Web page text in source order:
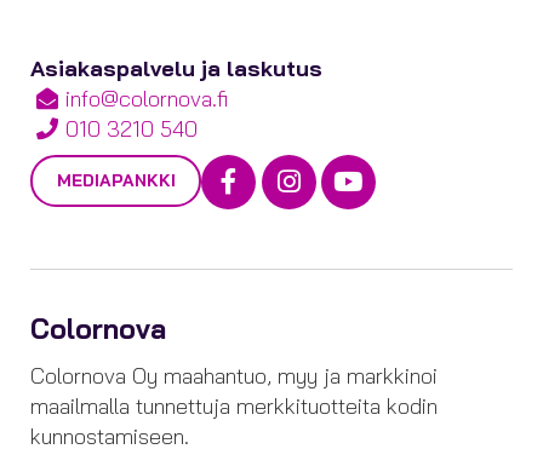
Asiakaspalvelu ja laskutus
info@colornova.fi
010 3210 540
MEDIAPANKKI Facebook
Instagram
Youtube
Colornova
Colornova Oy maahantuo, myy ja markkinoi
maailmalla tunnettuja merkkituotteita kodin
kunnostamiseen.